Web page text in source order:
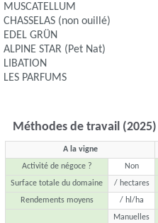
MUSCATELLUM
CHASSELAS (non ouillé)
EDEL GRÜN
ALPINE STAR (Pet Nat)
LIBATION
LES PARFUMS
Méthodes de travail (2025)
A la vigne
Activité de négoce ?
Non
Surface totale du domaine
/ hectares
Rendements moyens
/ hl/ha
Manuelles